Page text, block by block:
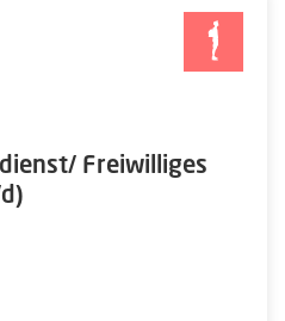
Freiwilliges